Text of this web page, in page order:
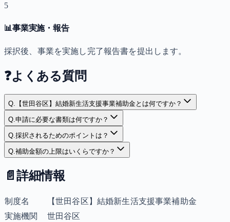
5
📊事業実施・報告
採択後、事業を実施し完了報告書を提出します。
❓よくある質問
Q. 【世田谷区】結婚新生活支援事業補助金とは何ですか？
Q.申請に必要な書類は何ですか？
Q.採択されるためのポイントは？
Q.補助金額の上限はいくらですか？
📄 詳細情報
制度名
【世田谷区】結婚新生活支援事業補助金
実施機関
世田谷区